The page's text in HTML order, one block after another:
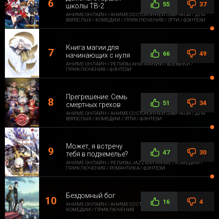
школы ТВ-2
АНИМЕ ОНЛАЙН / АНИМЕ СО СТОРОННЕЙ ОЗВУЧКОЙ / ДЛЯ
ВЗРОСЛЫХ / КОМЕДИИ / ПРИКЛЮЧЕНИЯ / ЭТТИ / ФЭНТЕЗИ
55 37
Книга магии для
начинающих с нуля
АНИМЕ ОНЛАЙН / РЕЛИЗЫ АНИ-МАНИИ / БОЕВИКИ /
ПРИКЛЮЧЕНИЯ / ФЭНТЕЗИ
66 49
Прегрешение: Семь
смертных грехов
АНИМЕ ОНЛАЙН / АНИМЕ СО СТОРОННЕЙ ОЗВУЧКОЙ / ДЛЯ
ВЗРОСЛЫХ / КОМЕДИИ / ЭТТИ / ФЭНТЕЗИ
51 34
Может, я встречу
тебя в подземелье?
АНИМЕ ОНЛАЙН / РЕЛИЗЫ JAZZWAY ANIME / КОМЕДИИ /
ПРИКЛЮЧЕНИЯ / РОМАНТИКА / ФЭНТЕЗИ
47 30
Бездомный бог
АНИМЕ ОНЛАЙН / АНИМЕ СО СТОРОННЕЙ ОЗВУЧКОЙ /
КОМЕДИИ / ПРИКЛЮЧЕНИЯ
16 4